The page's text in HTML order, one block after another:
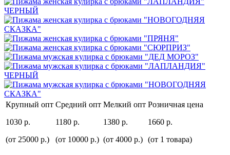
Крупный опт
1030 р.
(от 25000 р.)
Средний опт
1180 р.
(от 10000 р.)
Мелкий опт
1380 р.
(от 4000 р.)
Розничная цена
1660 р.
(от 1 товара)